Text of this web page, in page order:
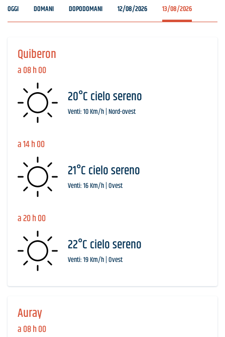
OGGI DOMANI DOPODOMANI 12/08/2026 13/08/2026
Quiberon
a 08 h 00
20°C cielo sereno
Venti: 10 Km/h | Nord-ovest
a 14 h 00
21°C cielo sereno
Venti: 16 Km/h | Ovest
a 20 h 00
22°C cielo sereno
Venti: 19 Km/h | Ovest
Auray
a 08 h 00